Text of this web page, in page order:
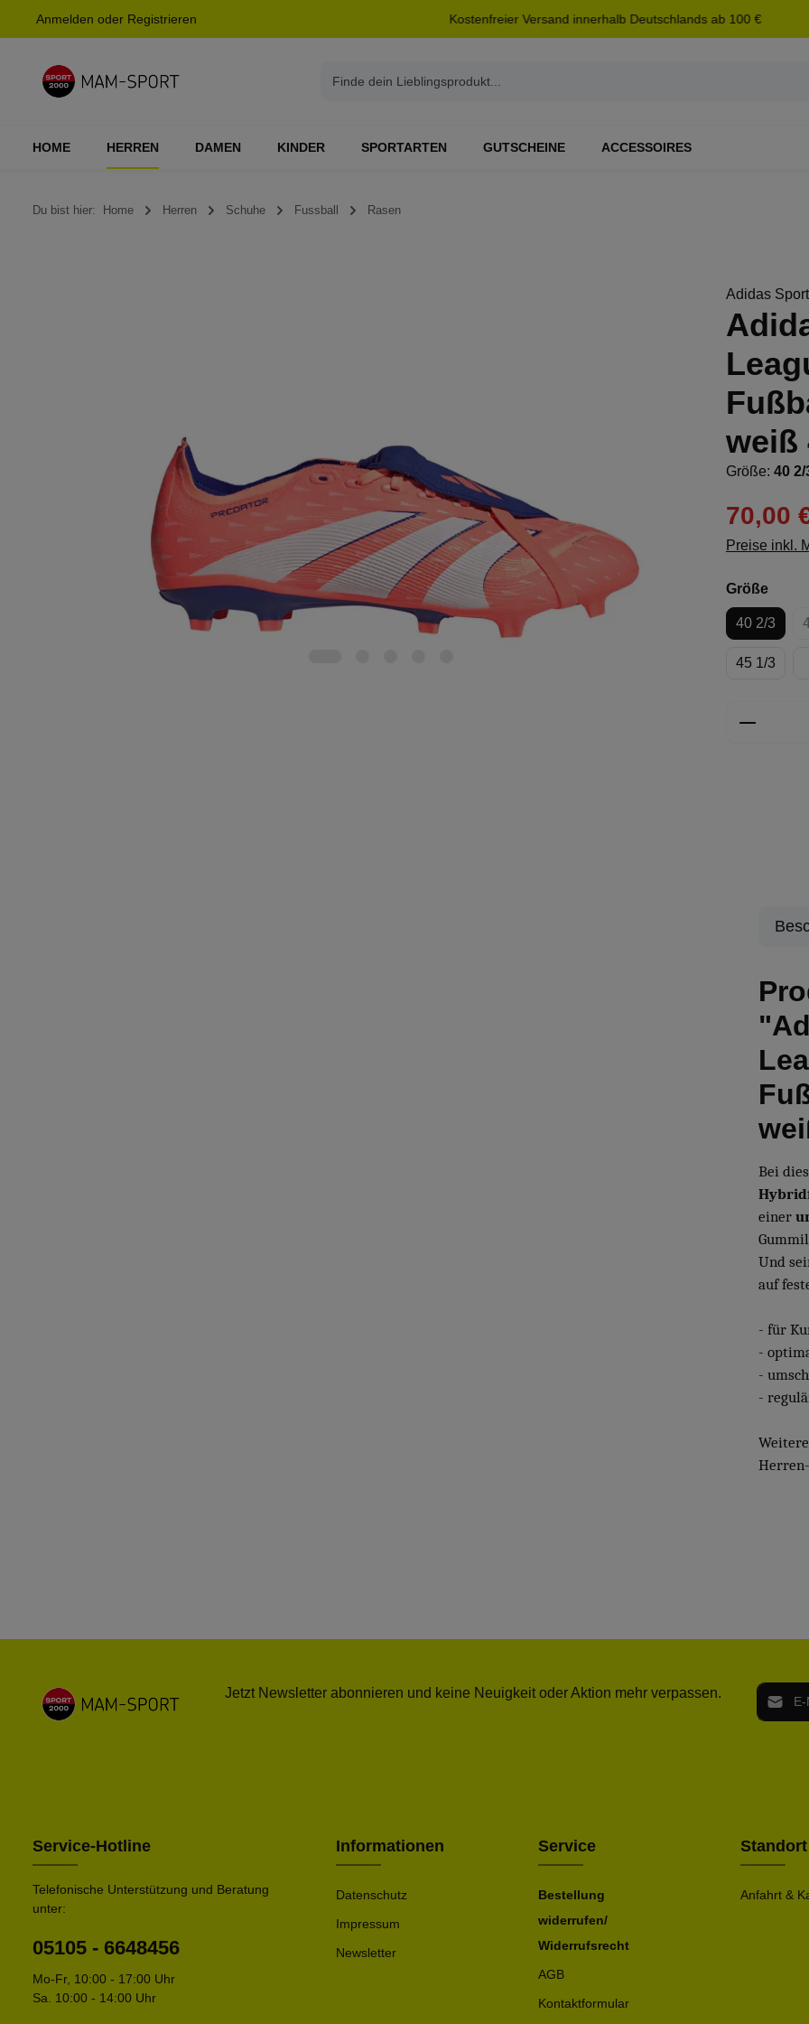
Zur Hauptnavigation springen
Anmelden oder Registrieren Kostenfreier Versand innerhalb Deutschlands ab 100 €
HOME HERREN DAMEN KINDER SPORTARTEN GUTSCHEINE ACCESSOIRES
Du bist hier: Home Herren Schuhe Fussball Rasen
Adidas
weiß
Größe: 40 2/
70,00
Preise inkl.
Größe
40 2/3
45 1/3
Bei
einer
Und
auf
- für
-
-
-
Jetzt Newsletter abonnieren und keine Neuigkeit oder Aktion mehr verpassen. E-Mail-
Service-Hotline
Telefonische Unterstützung und Beratung
unter:
05105 - 6648456
Mo-Fr, 10:00 - 17:00 Uhr
Sa. 10:00 - 14:00 Uhr
Informationen
Datenschutz
Impressum
Newsletter
Service
Bestellung
widerrufen/
Widerrufsrecht
AGB
Kontaktformular
Standort
Anfahrt &